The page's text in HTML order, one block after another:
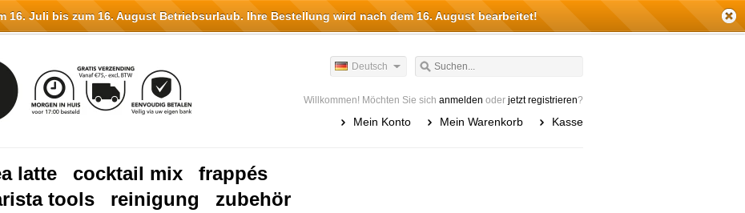
Deutsch
Willkommen! Möchten Sie sich anmelden oder jetzt registrieren?
Mein Konto Mein Warenkorb Kasse
latte cocktail mix
frappés
tools reinigung
zubehör
Juli bis zum 16. August Betriebsurlaub. Ihre Bestellung wird nach dem 16. August bearbeitet!